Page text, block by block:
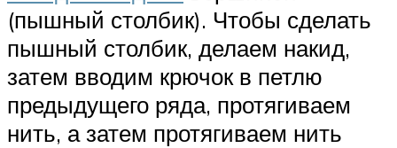
(пышный столбик). Чтобы сделать
пышный столбик, делаем накид,
затем вводим крючок в петлю
предыдущего ряда, протягиваем
нить, а затем протягиваем нить